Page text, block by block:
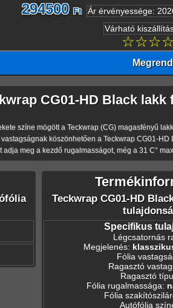
294500 Ft Ár érvényessége:
Várható
CG01-HD Black
színe mögött a Teckwrap (CG) magasfényű
köszönhetően a Teckwrap CG01-
adja meg a kezdő rugalmasságot, még a 31 C°
Teckwrap CG01-HD
Specifikus
Légcsatornás
Megjelenés:
Fólia
Ragasztó
Ragasztó
Fólia rugalmassága:
Fólia
Autófólia